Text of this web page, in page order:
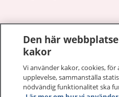
Om 1177
Den här
kakor
Vi använder kakor, cookies,
upplevelse, sammanställa
nödvändig funktionalitet ska